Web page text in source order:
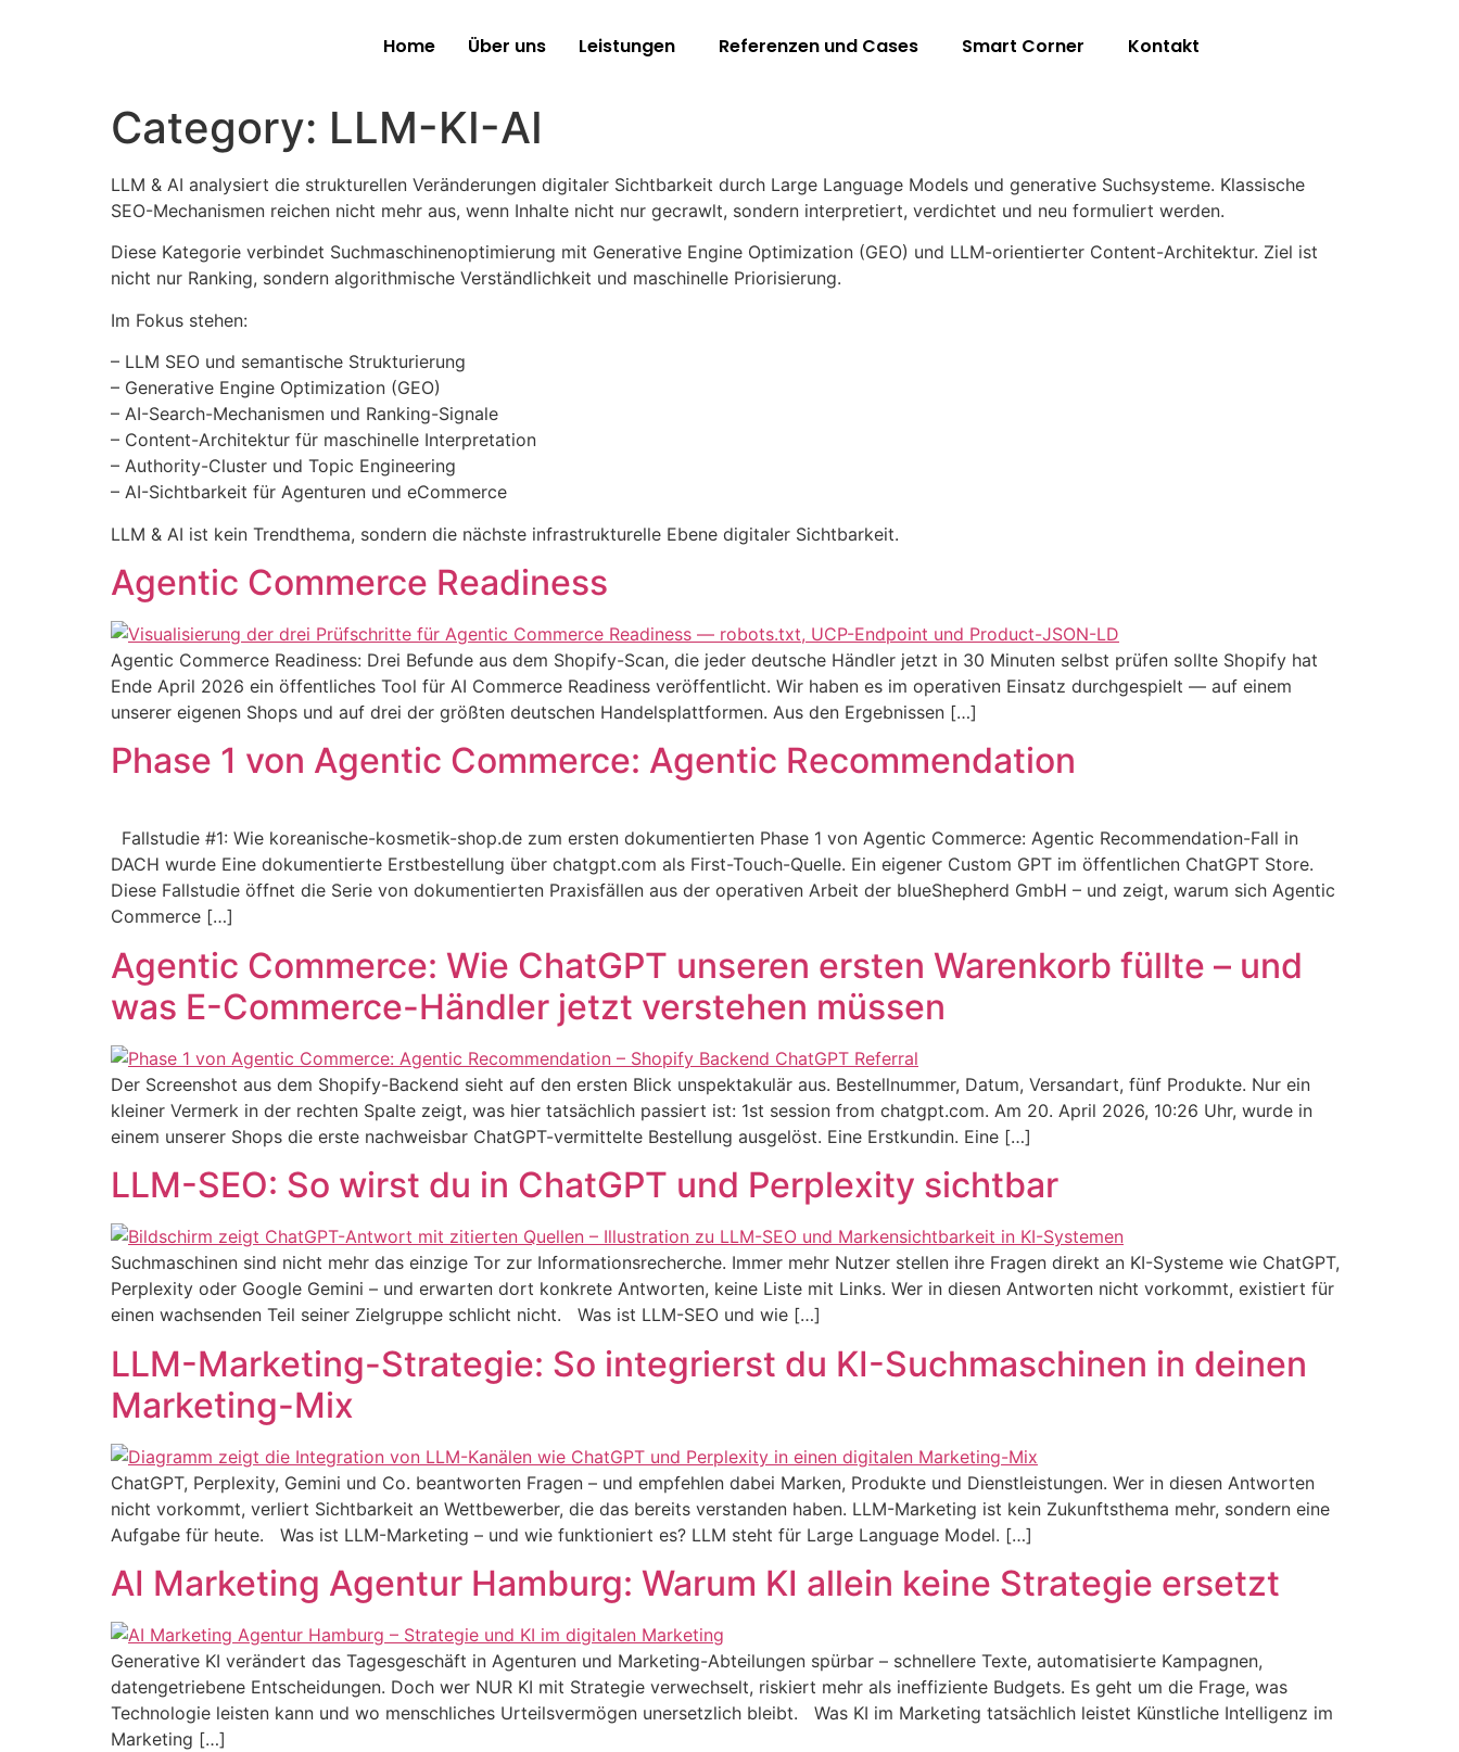
Home Über uns Leistungen Referenzen und Cases Smart Corner Kontakt
Category: LLM-KI-AI
LLM & AI analysiert die strukturellen Veränderungen digitaler Sichtbarkeit durch Large Language Models und generative Suchsysteme. Klassische
SEO-Mechanismen reichen nicht mehr aus, wenn Inhalte nicht nur gecrawlt, sondern interpretiert, verdichtet und neu formuliert werden.
Diese Kategorie verbindet Suchmaschinenoptimierung mit Generative Engine Optimization (GEO) und LLM-orientierter Content-Architektur. Ziel ist
nicht nur Ranking, sondern algorithmische Verständlichkeit und maschinelle Priorisierung.
Im Fokus stehen:
– LLM SEO und semantische Strukturierung
– Generative Engine Optimization (GEO)
– AI-Search-Mechanismen und Ranking-Signale
– Content-Architektur für maschinelle Interpretation
– Authority-Cluster und Topic Engineering
– AI-Sichtbarkeit für Agenturen und eCommerce
LLM & AI ist kein Trendthema, sondern die nächste infrastrukturelle Ebene digitaler Sichtbarkeit.
Agentic Commerce Readiness
Agentic Commerce Readiness: Drei Befunde aus dem Shopify-Scan, die jeder deutsche Händler jetzt in 30 Minuten selbst prüfen sollte Shopify hat
Ende April 2026 ein öffentliches Tool für AI Commerce Readiness veröffentlicht. Wir haben es im operativen Einsatz durchgespielt — auf einem
unserer eigenen Shops und auf drei der größten deutschen Handelsplattformen. Aus den Ergebnissen […]
Phase 1 von Agentic Commerce: Agentic Recommendation
Fallstudie #1: Wie koreanische-kosmetik-shop.de zum ersten dokumentierten Phase 1 von Agentic Commerce: Agentic Recommendation-Fall in
DACH wurde Eine dokumentierte Erstbestellung über chatgpt.com als First-Touch-Quelle. Ein eigener Custom GPT im öffentlichen ChatGPT Store.
Diese Fallstudie öffnet die Serie von dokumentierten Praxisfällen aus der operativen Arbeit der blueShepherd GmbH – und zeigt, warum sich Agentic
Commerce […]
Agentic Commerce: Wie ChatGPT unseren ersten Warenkorb füllte – und
was E-Commerce-Händler jetzt verstehen müssen
Der Screenshot aus dem Shopify-Backend sieht auf den ersten Blick unspektakulär aus. Bestellnummer, Datum, Versandart, fünf Produkte. Nur ein
kleiner Vermerk in der rechten Spalte zeigt, was hier tatsächlich passiert ist: 1st session from chatgpt.com. Am 20. April 2026, 10:26 Uhr, wurde in
einem unserer Shops die erste nachweisbar ChatGPT-vermittelte Bestellung ausgelöst. Eine Erstkundin. Eine […]
LLM-SEO: So wirst du in ChatGPT und Perplexity sichtbar
Suchmaschinen sind nicht mehr das einzige Tor zur Informationsrecherche. Immer mehr Nutzer stellen ihre Fragen direkt an KI-Systeme wie ChatGPT,
Perplexity oder Google Gemini – und erwarten dort konkrete Antworten, keine Liste mit Links. Wer in diesen Antworten nicht vorkommt, existiert für
einen wachsenden Teil seiner Zielgruppe schlicht nicht. Was ist LLM-SEO und wie […]
LLM-Marketing-Strategie: So integrierst du KI-Suchmaschinen in deinen
Marketing-Mix
ChatGPT, Perplexity, Gemini und Co. beantworten Fragen – und empfehlen dabei Marken, Produkte und Dienstleistungen. Wer in diesen Antworten
nicht vorkommt, verliert Sichtbarkeit an Wettbewerber, die das bereits verstanden haben. LLM-Marketing ist kein Zukunftsthema mehr, sondern eine
Aufgabe für heute. Was ist LLM-Marketing – und wie funktioniert es? LLM steht für Large Language Model. […]
AI Marketing Agentur Hamburg: Warum KI allein keine Strategie ersetzt
Generative KI verändert das Tagesgeschäft in Agenturen und Marketing-Abteilungen spürbar – schnellere Texte, automatisierte Kampagnen,
datengetriebene Entscheidungen. Doch wer NUR KI mit Strategie verwechselt, riskiert mehr als ineffiziente Budgets. Es geht um die Frage, was
Technologie leisten kann und wo menschliches Urteilsvermögen unersetzlich bleibt. Was KI im Marketing tatsächlich leistet Künstliche Intelligenz im
Marketing […]